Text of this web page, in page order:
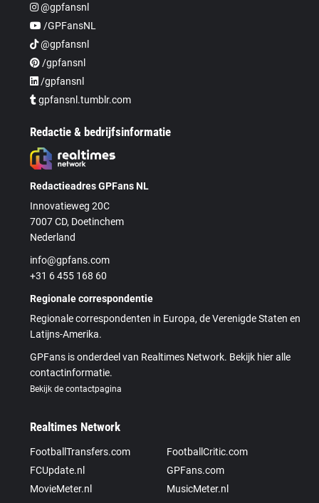
@gpfansnl
/GPFansNL
@gpfansnl
/gpfansnl
/gpfansnl
gpfansnl.tumblr.com
Redactie & bedrijfsinformatie
Redactieadres GPFans NL
Innovatieweg 20C
7007 CD, Doetinchem
Nederland
info@gpfans.com
+31 6 455 168 60
Regionale correspondentie
Regionale correspondenten in Europa, de Verenigde Staten en
Latijns-Amerika.
GPFans is onderdeel van Realtimes Network. Bekijk hier alle
contactinformatie.
Bekijk de contactpagina
Realtimes Network
FootballTransfers.com
FootballCritic.com
FCUpdate.nl
GPFans.com
MovieMeter.nl
MusicMeter.nl